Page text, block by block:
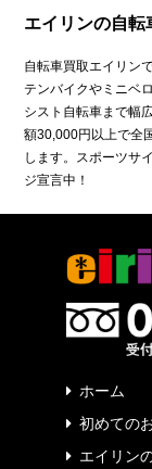
エイリンの自転
自転車買取エイリン
テンバイクやミニベ
シスト自転車まで幅
額30,000円以上で全
します。スポーツサ
ジ宣言中！
ホーム
初めての
エイリン